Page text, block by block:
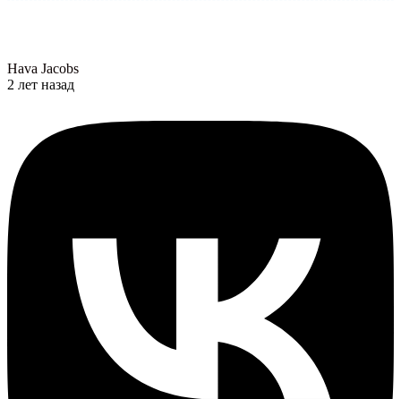
Hava Jacobs
2 лет назад